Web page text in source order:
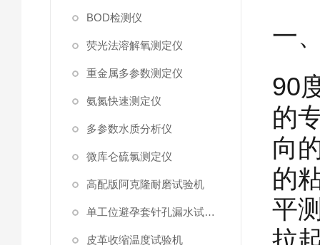
BOD检测仪
荧光法溶解氧测定仪
重金属多参数测定仪
氨氮快速测定仪
多参数水质分析仪
微库仑硫氯测定仪
高配版阿克隆耐磨试验机
单工位避孕套针孔漏水试验仪
皮革收缩温度试验机
一
90
的
向
的
平